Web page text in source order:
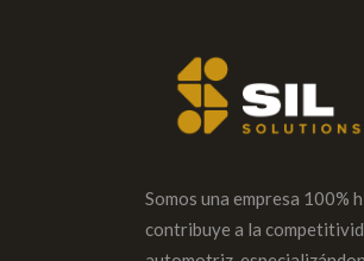
Somos una empresa 100%
contribuye a la